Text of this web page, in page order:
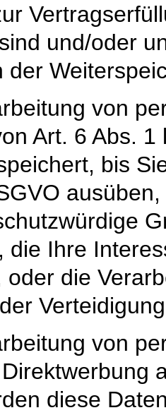
und/oder
der
von
Art. 6 Abs.
bis
die Ihre
oder die
von
diese